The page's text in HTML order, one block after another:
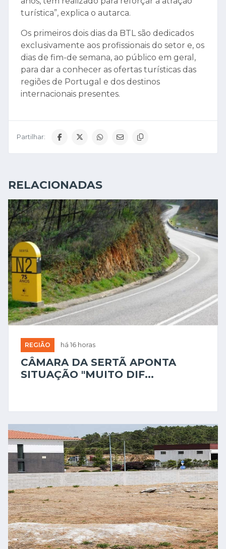
turística”, explica o autarca.
Os primeiros dois dias da BTL são dedicados
exclusivamente aos profissionais do setor e, os
dias de fim-de semana, ao público em geral,
para dar a conhecer as ofertas turísticas das
regiões de Portugal e dos destinos
internacionais presentes.
Partilhar:
RELACIONADAS
REGIÃO há 16 horas
CÂMARA DA SERTÃ APONTA
SITUAÇÃO "MUITO DIF...